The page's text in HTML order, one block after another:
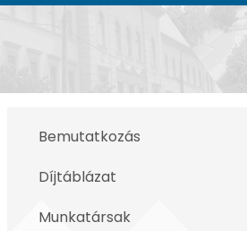
Szent István
Bemutatkozás
Díjtáblázat
Munkatársak